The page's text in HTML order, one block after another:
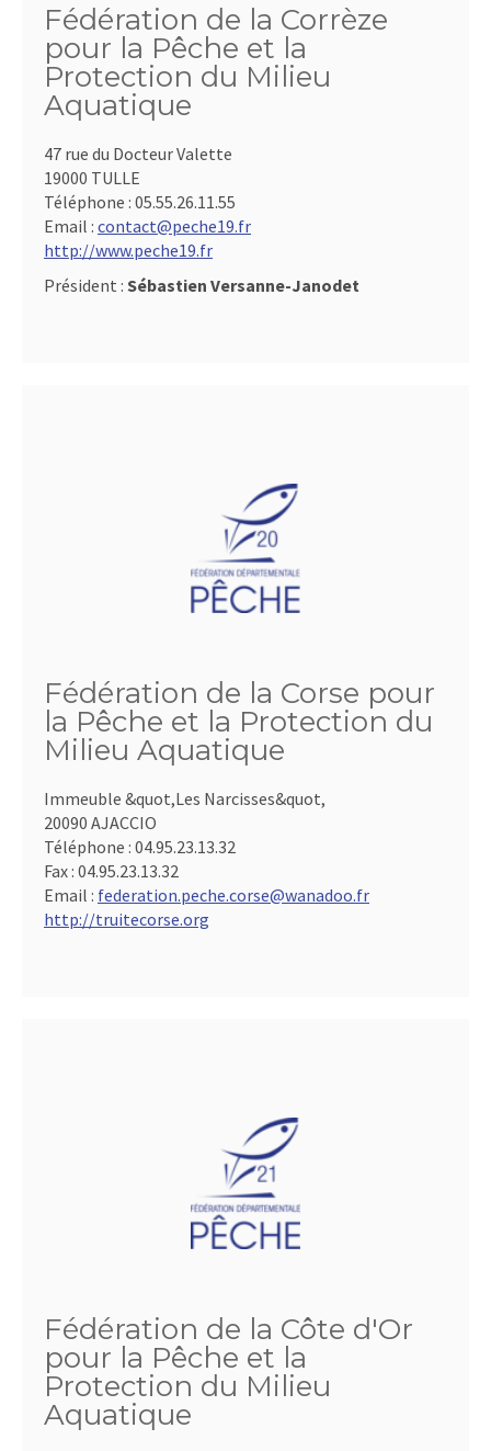
Fédération de la Corrèze
pour la Pêche et la
Protection du Milieu
Aquatique
47 rue du Docteur Valette
19000 TULLE
Téléphone : 05.55.26.11.55
Email : contact@peche19.fr
http://www.peche19.fr
Président : Sébastien Versanne-Janodet
Fédération de la Corse pour
la Pêche et la Protection du
Milieu Aquatique
Immeuble &quot,Les Narcisses&quot,
20090 AJACCIO
Téléphone : 04.95.23.13.32
Fax : 04.95.23.13.32
Email : federation.peche.corse@wanadoo.fr
http://truitecorse.org
Fédération de la Côte d'Or
pour la Pêche et la
Protection du Milieu
Aquatique